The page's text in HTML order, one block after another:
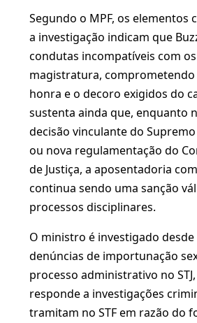
Segundo o MPF, os elementos
a investigação indicam que
condutas incompatíveis com
magistratura, comprometendo
honra e o decoro exigidos do
sustenta ainda que, enquanto
decisão vinculante do
ou nova regulamentação do
de Justiça, a aposentadoria
continua sendo uma sanção
processos disciplinares.
O ministro é investigado
denúncias de importunação
processo administrativo no
responde a investigações
tramitam no STF em razão do